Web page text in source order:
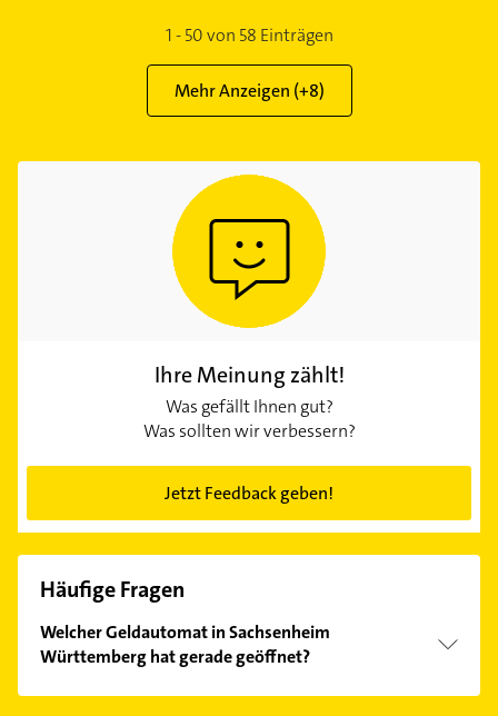
1-50von 58 Einträgen
Mehr Anzeigen (+8)
Ihre Meinung zählt!
Was gefällt Ihnen gut?
Was sollten wir verbessern?
Jetzt Feedback geben!
Häufige Fragen
Welcher Geldautomat in Sachsenheim
Württemberg hat gerade geöffnet?
Im Anbieter-Bereich finden Sie alleÖffnungszeiten.